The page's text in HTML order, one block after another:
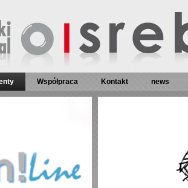
Współpraca Kontakt news